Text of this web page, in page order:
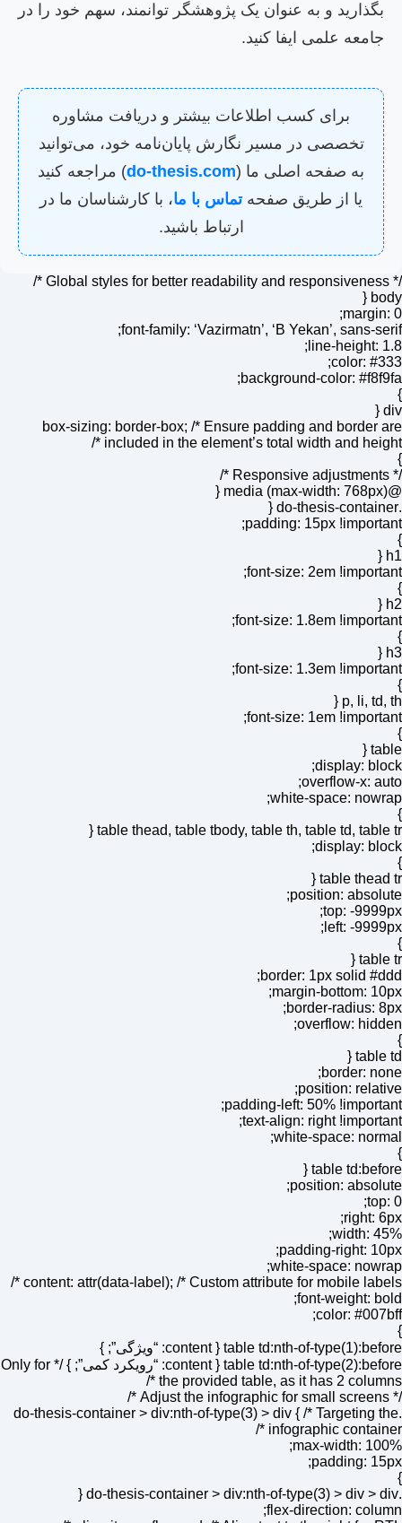
بگذارید و به عنوان یک پژوهشگر توانمند، سهم خود را در
جامعه علمی ایفا کنید.
برای کسب اطلاعات بیشتر و دریافت مشاوره
تخصصی در مسیر نگارش پایان‌نامه خود، می‌توانید
به صفحه اصلی ما (do-thesis.com) مراجعه کنید
یا از طریق صفحهتماس با ما، با کارشناسان ما در
ارتباط باشید.
/* Global styles for better readability and responsiveness */
body {
margin: 0;
font-family: ‘Vazirmatn’, ‘B Yekan’, sans-serif;
line-height: 1.8;
color: #333;
background-color: #f8f9fa;
}
div {
box-sizing: border-box; /* Ensure padding and border are
included in the element’s total width and height */
}
/* Responsive adjustments */
@media (max-width: 768px) {
.do-thesis-container {
padding: 15px !important;
}
h1 {
font-size: 2em !important;
}
h2 {
font-size: 1.8em !important;
}
h3 {
font-size: 1.3em !important;
}
p, li, td, th {
font-size: 1em !important;
}
table {
display: block;
overflow-x: auto;
white-space: nowrap;
}
table thead, table tbody, table th, table td, table tr {
display: block;
}
table thead tr {
position: absolute;
top: -9999px;
left: -9999px;
}
table tr {
border: 1px solid #ddd;
margin-bottom: 10px;
border-radius: 8px;
overflow: hidden;
}
table td {
border: none;
position: relative;
padding-left: 50% !important;
text-align: right !important;
white-space: normal;
}
table td:before {
position: absolute;
top: 0;
right: 6px;
width: 45%;
padding-right: 10px;
white-space: nowrap;
content: attr(data-label); /* Custom attribute for mobile labels */
font-weight: bold;
color: #007bff;
}
table td:nth-of-type(1):before { content: “ویژگی”; }
table td:nth-of-type(2):before { content: “رویکرد کمی”; } /* Only for
the provided table, as it has 2 columns */
/* Adjust the infographic for small screens */
.do-thesis-container > div:nth-of-type(3) > div { /* Targeting the
infographic container */
max-width: 100%;
padding: 15px;
}
.do-thesis-container > div:nth-of-type(3) > div > div {
flex-direction: column;